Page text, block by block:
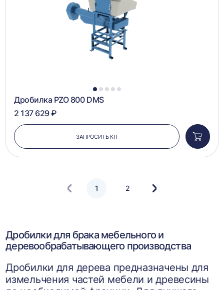
1 2 3 4 5
Дробилка PZO 800 DMS
2 137 629 ₽
ЗАПРОСИТЬ КП
в
1 2
Следующая
Дробилки для брака мебельного и
деревообрабатывающего производства
Дробилки для дерева предназначены для
измельчения частей мебели и древесины